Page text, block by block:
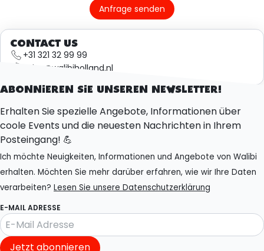
Anfrage senden
CONTACT US
+31 321 32 99 99
sales@walibiholland.nl
ABONNIEREN SIE UNSEREN NEWSLETTER!
Erhalten Sie spezielle Angebote, Informationen über
coole Events und die neuesten Nachrichten in Ihrem
Posteingang! 💪
Ich möchte Neuigkeiten, Informationen und Angebote von Walibi
erhalten. Möchten Sie mehr darüber erfahren, wie wir Ihre Daten
verarbeiten? Lesen Sie unsere Datenschutzerklärung
E-MAIL ADRESSE
Jetzt abonnieren